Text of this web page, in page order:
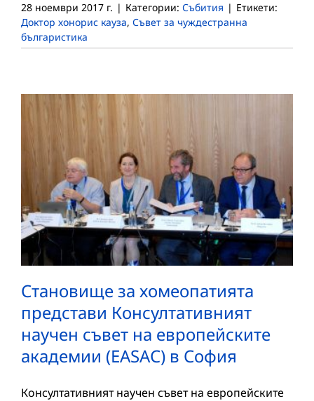
28 ноември 2017 г. | Категории: Събития | Етикети:
Доктор хонорис кауза, Съвет за чуждестранна
българистика
Становище за хомеопатията
представи Консултативният
научен съвет на европейските
академии (EASAC) в София
Консултативният научен съвет на европейските